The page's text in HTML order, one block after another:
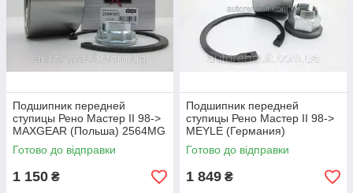
Подшипник передней
ступицы Рено Мастер II 98->
MAXGEAR (Польша) 2564MG
Готово до відправки
1 150 ₴
Подшипник передней
ступицы Рено Мастер II 98->
MEYLE (Германия)
16146500004
Готово до відправки
1 849 ₴